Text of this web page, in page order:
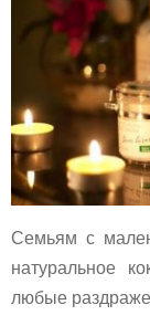
Семьям с
натуральное
любые